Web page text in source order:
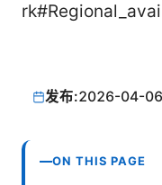
发布:2026-04-06
ON THIS PAGE